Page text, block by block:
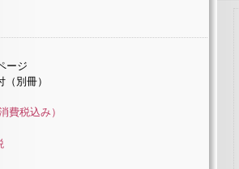
ージ
別冊）
費税込み）